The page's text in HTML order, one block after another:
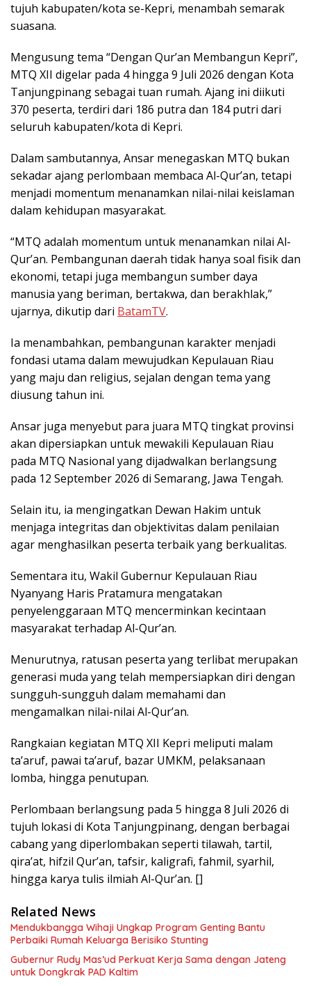
tujuh kabupaten/kota se-Kepri, menambah semarak
suasana.
Mengusung tema “Dengan Qur’an Membangun Kepri”,
MTQ XII digelar pada 4 hingga 9 Juli 2026 dengan Kota
Tanjungpinang sebagai tuan rumah. Ajang ini diikuti
370 peserta, terdiri dari 186 putra dan 184 putri dari
seluruh kabupaten/kota di Kepri.
Dalam sambutannya, Ansar menegaskan MTQ bukan
sekadar ajang perlombaan membaca Al-Qur’an, tetapi
menjadi momentum menanamkan nilai-nilai keislaman
dalam kehidupan masyarakat.
“MTQ adalah momentum untuk menanamkan nilai Al-
Qur’an. Pembangunan daerah tidak hanya soal fisik dan
ekonomi, tetapi juga membangun sumber daya
manusia yang beriman, bertakwa, dan berakhlak,”
ujarnya, dikutip dari BatamTV.
Ia menambahkan, pembangunan karakter menjadi
fondasi utama dalam mewujudkan Kepulauan Riau
yang maju dan religius, sejalan dengan tema yang
diusung tahun ini.
Ansar juga menyebut para juara MTQ tingkat provinsi
akan dipersiapkan untuk mewakili Kepulauan Riau
pada MTQ Nasional yang dijadwalkan berlangsung
pada 12 September 2026 di Semarang, Jawa Tengah.
Selain itu, ia mengingatkan Dewan Hakim untuk
menjaga integritas dan objektivitas dalam penilaian
agar menghasilkan peserta terbaik yang berkualitas.
Sementara itu, Wakil Gubernur Kepulauan Riau
Nyanyang Haris Pratamura mengatakan
penyelenggaraan MTQ mencerminkan kecintaan
masyarakat terhadap Al-Qur’an.
Menurutnya, ratusan peserta yang terlibat merupakan
generasi muda yang telah mempersiapkan diri dengan
sungguh-sungguh dalam memahami dan
mengamalkan nilai-nilai Al-Qur’an.
Rangkaian kegiatan MTQ XII Kepri meliputi malam
ta’aruf, pawai ta’aruf, bazar UMKM, pelaksanaan
lomba, hingga penutupan.
Perlombaan berlangsung pada 5 hingga 8 Juli 2026 di
tujuh lokasi di Kota Tanjungpinang, dengan berbagai
cabang yang diperlombakan seperti tilawah, tartil,
qira’at, hifzil Qur’an, tafsir, kaligrafi, fahmil, syarhil,
hingga karya tulis ilmiah Al-Qur’an. []
Related News
Mendukbangga Wihaji Ungkap Program Genting Bantu
Perbaiki Rumah Keluarga Berisiko Stunting
Gubernur Rudy Mas’ud Perkuat Kerja Sama dengan Jateng
untuk Dongkrak PAD Kaltim